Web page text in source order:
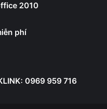
2010
phí
0969 959 716